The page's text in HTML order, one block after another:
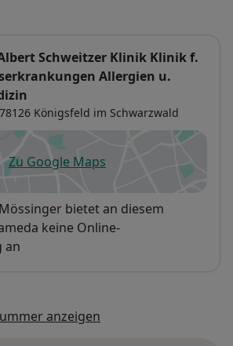
Schweitzer Klinik Klinik f.
Allergien u.
78126 Königsfeld im Schwarzwald
Zu Google Mapsöffnet in einer neuen
bietet an diesem
keine Online-
an
anzeigen